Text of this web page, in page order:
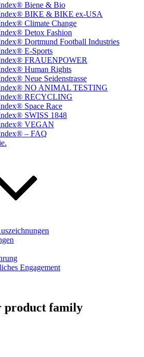
Biene & Bio
BIKE & BIKE ex-USA
Climate Change
Detox Fashion
Dortmund Football Industries
E-Sports
FRAUENPOWER
Human Rights
Neue Seidenstrasse
NO ANIMAL TESTING
RECYCLING
Space Race
SWISS 1848
VEGAN
– FAQ
Engagement
product family